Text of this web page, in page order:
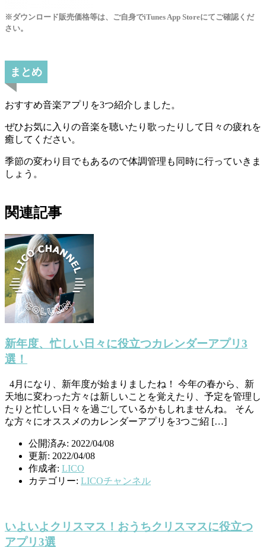
※ダウンロード販売価格等は、ご自身でiTunes App Storeにてご確認くだ
さい。
まとめ
おすすめ音楽アプリを3つ紹介しました。
ぜひお気に入りの音楽を聴いたり歌ったりして日々の疲れを
癒してください。
季節の変わり目でもあるので体調管理も同時に行っていきま
しょう。
関連記事
新年度、忙しい日々に役立つカレンダーアプリ3
選！
4月になり、新年度が始まりましたね！ 今年の春から、新
天地に変わった方々は新しいことを覚えたり、予定を管理し
たりと忙しい日々を過ごしているかもしれませんね。 そん
な方々にオススメのカレンダーアプリを3つご紹 […]
公開済み: 2022/04/08
更新: 2022/04/08
作成者: LICO
カテゴリー: LICOチャンネル
いよいよクリスマス！おうちクリスマスに役立つ
アプリ3選